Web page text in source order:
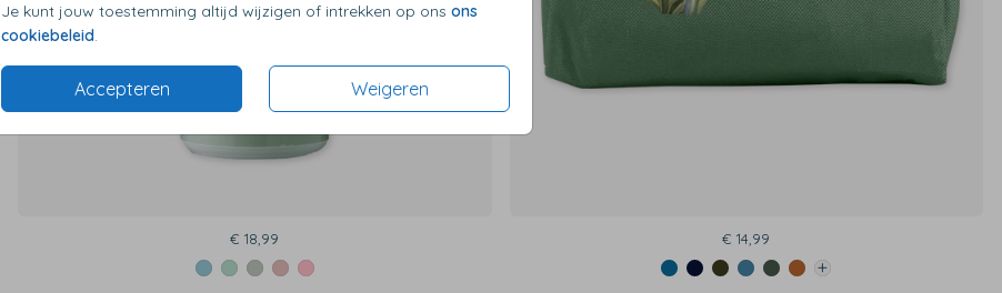
Je kunt jouw toestemming altijd wijzigen of intrekken op ons ons
cookiebeleid.
Accepteren Weigeren
€ 18,99 € 14,99